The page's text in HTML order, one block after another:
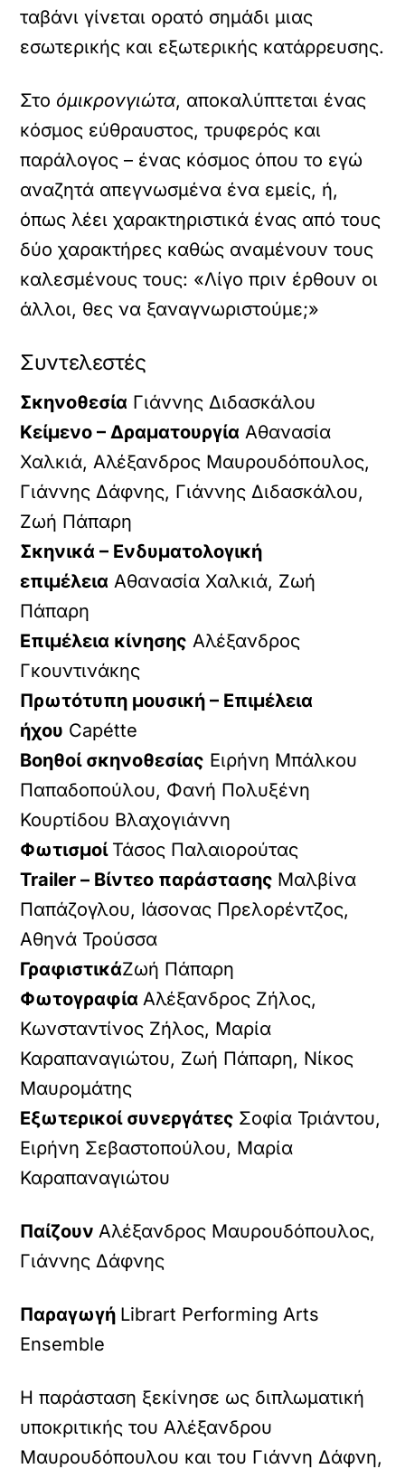
ταβάνι γίνεται ορατό σημάδι μιας
εσωτερικής και εξωτερικής κατάρρευσης.
Στο όμικρονγιώτα, αποκαλύπτεται ένας
κόσμος εύθραυστος, τρυφερός και
παράλογος – ένας κόσμος όπου το εγώ
αναζητά απεγνωσμένα ένα εμείς, ή,
όπως λέει χαρακτηριστικά ένας από τους
δύο χαρακτήρες καθώς αναμένουν τους
καλεσμένους τους: «Λίγο πριν έρθουν οι
άλλοι, θες να ξαναγνωριστούμε;»
Συντελεστές
Σκηνοθεσία Γιάννης Διδασκάλου
Κείμενο – Δραματουργία Αθανασία
Χαλκιά, Αλέξανδρος Μαυρουδόπουλος,
Γιάννης Δάφνης, Γιάννης Διδασκάλου,
Ζωή Πάπαρη
Σκηνικά – Ενδυματολογική
επιμέλεια Αθανασία Χαλκιά, Ζωή
Πάπαρη
Επιμέλεια κίνησης Αλέξανδρος
Γκουντινάκης
Πρωτότυπη μουσική – Επιμέλεια
ήχου Capétte
Βοηθοί σκηνοθεσίας Ειρήνη Μπάλκου
Παπαδοπούλου, Φανή Πολυξένη
Κουρτίδου Βλαχογιάννη
Φωτισμοί Τάσος Παλαιορούτας
Trailer – Βίντεο παράστασης Μαλβίνα
Παπάζογλου, Ιάσονας Πρελορέντζος,
Αθηνά Τρούσσα
ΓραφιστικάΖωή Πάπαρη
ΦωτογραφίαΑλέξανδρος Ζήλος,
Κωνσταντίνος Ζήλος, Μαρία
Καραπαναγιώτου, Ζωή Πάπαρη, Νίκος
Μαυρομάτης
Εξωτερικοί συνεργάτες Σοφία Τριάντου,
Ειρήνη Σεβαστοπούλου, Μαρία
Καραπαναγιώτου
ΠαίζουνΑλέξανδρος Μαυρουδόπουλος,
Γιάννης Δάφνης
Παραγωγή Librart Performing Arts
Ensemble
Η παράσταση ξεκίνησε ως διπλωματική
υποκριτικής του Αλέξανδρου
Μαυρουδόπουλου και του Γιάννη Δάφνη,